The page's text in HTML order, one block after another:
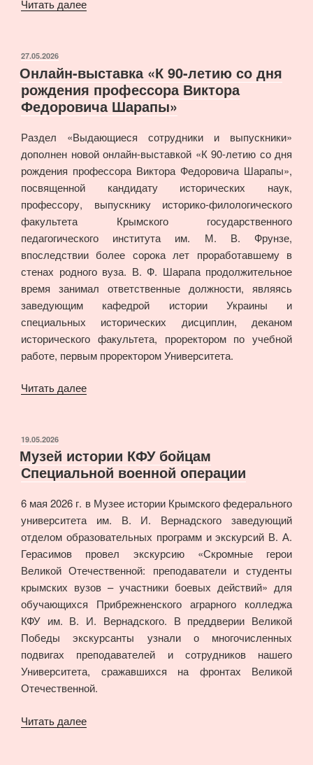
Читать далее«Студенты
письма
с
фронта
Героя
Советского
Союза
Тейфука
Абдуля:
по
материалам
оригинальных
документов
из
фондов
Музея
истории
КФУ»
ОПУБЛИКОВАНО
27.05.2026
Онлайн-выставка «К 90-летию со дня
рождения профессора Виктора
Федоровича Шарапы»
Раздел «Выдающиеся сотрудники и выпускники»
дополнен новой онлайн-выставкой «К 90-летию со дня
рождения профессора Виктора Федоровича Шарапы»,
посвященной кандидату исторических наук,
профессору, выпускнику историко-филологического
факультета Крымского государственного
педагогического института им. М. В. Фрунзе,
впоследствии более сорока лет проработавшему в
стенах родного вуза. В. Ф. Шарапа продолжительное
время занимал ответственные должности, являясь
заведующим кафедрой истории Украины и
специальных исторических дисциплин, деканом
исторического факультета, проректором по учебной
работе, первым проректором Университета.
Читать далее«Онлайн-
летию
со
рождения
профессора
Виктора
Федоровича
Шарапы»»
ОПУБЛИКОВАНО
19.05.2026
Музей истории КФУ бойцам
Специальной военной операции
6 мая 2026 г. в Музее истории Крымского федерального
университета им. В. И. Вернадского заведующий
отделом образовательных программ и экскурсий В. А.
Герасимов провел экскурсию «Скромные герои
Великой Отечественной: преподаватели и студенты
крымских вузов – участники боевых действий» для
обучающихся Прибрежненского аграрного колледжа
КФУ им. В. И. Вернадского. В преддверии Великой
Победы экскурсанты узнали о многочисленных
подвигах преподавателей и сотрудников нашего
Университета, сражавшихся на фронтах Великой
Отечественной.
Читать далее«Музей